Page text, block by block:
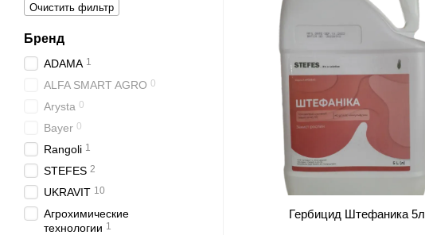
Гербицид Штефаника 5л
Очистить фильтр
Бренд
ADAMA 1
ALFA SMART AGRO 0
Arysta 0
Bayer 0
Rangoli 1
STEFES 2
UKRAVIT 10
Агрохимические
технологии 1